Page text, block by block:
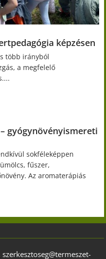
képzésen
több irányból
a megfelelő
gyógynövényismereti
sokféleképpen
fűszer,
Az aromaterápiás